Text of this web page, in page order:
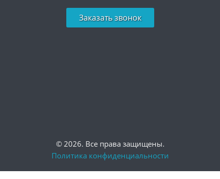
Заказать звонок
© 2026. Все права защищены.
Политика конфиденциальности